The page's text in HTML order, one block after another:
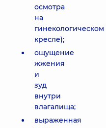
осмотра
на
гинекологическом
кресле);
ощущение
жжения
и
зуд
внутри
влагалища;
выраженная